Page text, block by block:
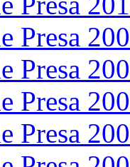
Presa
Presa
Presa
Presa